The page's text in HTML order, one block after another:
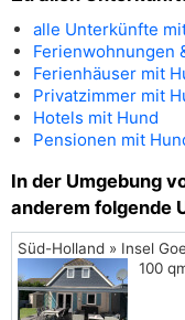
alle Unterkünfte
Ferienwohnungen
Ferienhäuser mit
Privatzimmer mit
Hotels mit Hund
Pensionen mit
In der Umgebung
anderem folgende
Süd-Holland » Insel
100